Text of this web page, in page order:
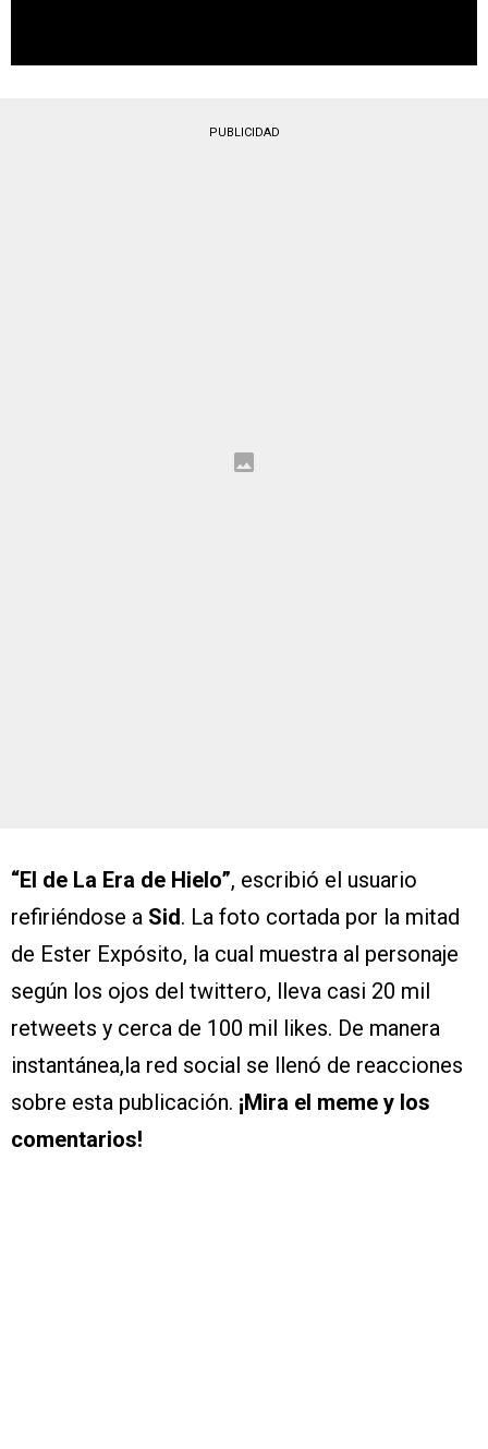
PUBLICIDAD
“El de La Era de Hielo”, escribió el usuario
refiriéndose a Sid. La foto cortada por la mitad
de Ester Expósito, la cual muestra al personaje
según los ojos del twittero, lleva casi 20 mil
retweets y cerca de 100 mil likes. De manera
instantánea,la red social se llenó de reacciones
sobre esta publicación. ¡Mira el meme y los
comentarios!